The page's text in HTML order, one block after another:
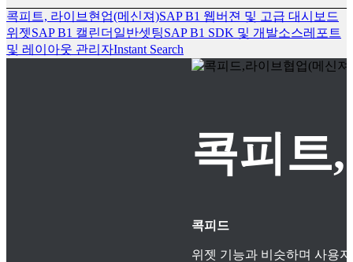
콕피트, 라이브현업(메신져)SAP B1 웹버젼 및 고급 대시보드
위젯SAP B1 캘린더 일반셋팅SAP B1 SDK 및 개발소스레포트
및 레이아웃 관리자Instant Search
콕피트
콕피드
위젯 기능과 비슷하며 사용